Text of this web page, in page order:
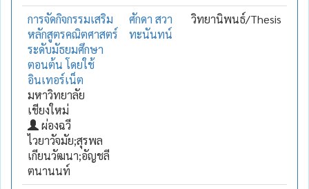
การจัดกิจกรรมเสริม
หลักสูตรคณิตศาสตร์
ระดับมัธยมศึกษา
ตอนต้น โดยใช้
อินเทอร์เน็ต
มหาวิทยาลัย
เชียงใหม่
ผ่องฉวี
ไวยาวัจมัย;สุรพล
เกียนวัฒนา;อัญชลี
ตนานนท์
ศักดา สวา
ทะนันทน์
วิทยานิพนธ์/Thesis